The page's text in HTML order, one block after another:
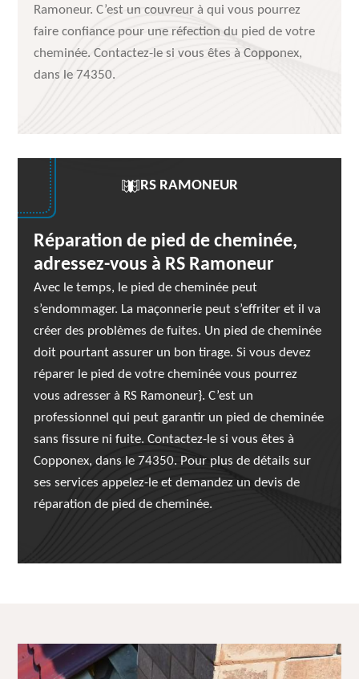
Ramoneur. C’est un couvreur à qui vous pourrez
faire confiance pour une réfection du pied de votre
cheminée. Contactez-le si vous êtes à Copponex,
dans le 74350.
RS RAMONEUR
Réparation de pied de cheminée,
adressez-vous à RS Ramoneur
Avec le temps, le pied de cheminée peut
s’endommager. La maçonnerie peut s’effriter et il va
créer des problèmes de fuites. Un pied de cheminée
doit pourtant assurer un bon tirage. Si vous devez
réparer le pied de votre cheminée vous pourrez
vous adresser à RS Ramoneur}. C’est un
professionnel qui peut garantir un pied de cheminée
sans fissure ni fuite. Contactez-le si vous êtes à
Copponex, dans le 74350. Pour plus de détails sur
ses services appelez-le et demandez un devis de
réparation de pied de cheminée.